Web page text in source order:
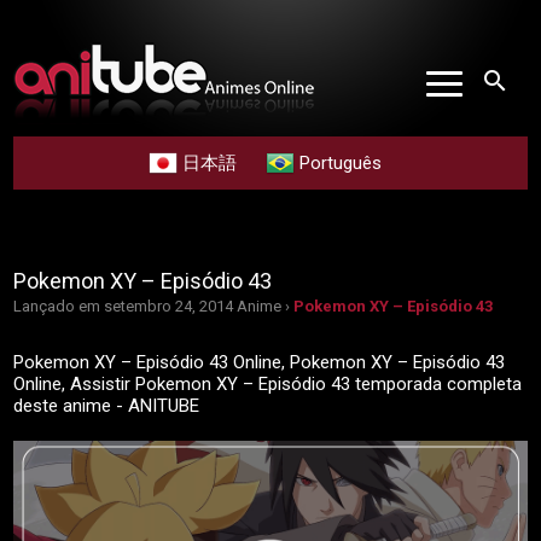
search
日本語 Português
Pokemon XY – Episódio 43
Lançado em setembro 24, 2014 Anime › Pokemon XY – Episódio 43
Pokemon XY – Episódio 43 Online, Pokemon XY – Episódio 43
Online, Assistir Pokemon XY – Episódio 43 temporada completa
deste anime - ANITUBE